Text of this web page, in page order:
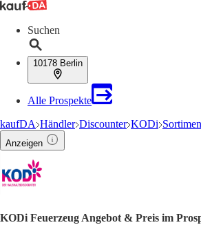
Suchen
10178 Berlin
Alle Prospekte
kaufDA Händler Discounter KODi
Anzeigen
KODi Feuerzeug Angebot & Preis im